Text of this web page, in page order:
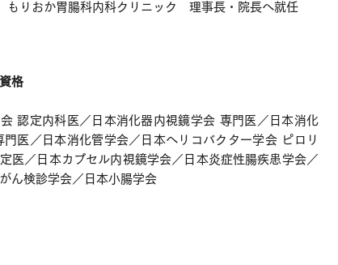
もりおか胃腸科内科クリニック 理事長・院長へ就任
格
会 認定内科医／日本消化器内視鏡学会 専門医／日本消化
門医／日本消化管学会／日本ヘリコバクター学会 ピロリ
医／日本カプセル内視鏡学会／日本炎症性腸疾患学会／
ん検診学会／日本小腸学会